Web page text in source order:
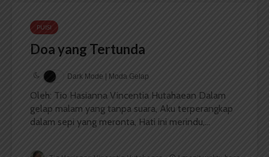
PUISI
Doa yang Tertunda
Dark Mode | Moda Gelap
Oleh: Tio Hasianna Vincentia Hutahaean Dalam
gelap malam yang tanpa suara, Aku terperangkap
dalam sepi yang meronta, Hati ini merindu,...